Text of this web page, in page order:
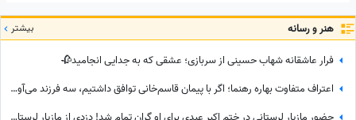
هنر و رسانه بیشتر
فرار عاشقانه شهاب حسینی از سربازی؛ عشقی که به جدایی انجامید🥀
اعتراف متفاوت بهاره رهنما؛ اگر با پیمان قاسم‌خانی توافق داشتیم، سه فرزند می‌آوردم/ تصمیم تازه برای ازدواج